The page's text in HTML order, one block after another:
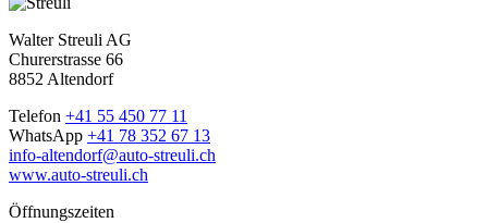
Walter Streuli AG
Churerstrasse 66
8852 Altendorf
Telefon +41 55 450 77 11
WhatsApp +41 78 352 67 13
info-altendorf@auto-streuli.ch
www.auto-streuli.ch
Öffnungszeiten